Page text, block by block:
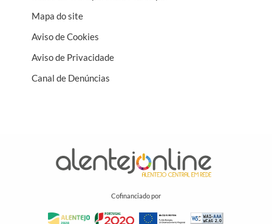
Mapa do site
Aviso de Cookies
Aviso de Privacidade
Canal de Denúncias
Cofinanciado por